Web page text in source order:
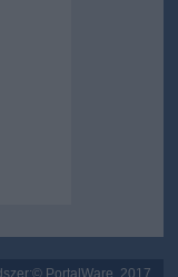
PortalWare, 2017